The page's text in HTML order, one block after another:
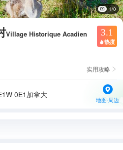
1/0
Village Historique Acadien 3.1
 热度
实用攻略 
0E1加拿大
地图·周边